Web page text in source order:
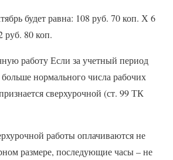
будет равна: 108 руб. 70 коп. Х 6
руб. 80 коп.
работу Если за учетный период
нормального числа рабочих
сверхурочной (ст. 99 ТК
работы оплачиваются не
размере, последующие часы – не